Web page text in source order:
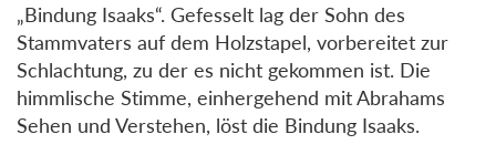
„Bindung Isaaks“. Gefesselt lag der Sohn des
Stammvaters auf dem Holzstapel, vorbereitet zur
Schlachtung, zu der es nicht gekommen ist. Die
himmlische Stimme, einhergehend mit Abrahams
Sehen und Verstehen, löst die Bindung Isaaks.